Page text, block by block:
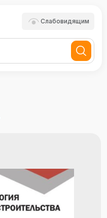
Слабовидящим